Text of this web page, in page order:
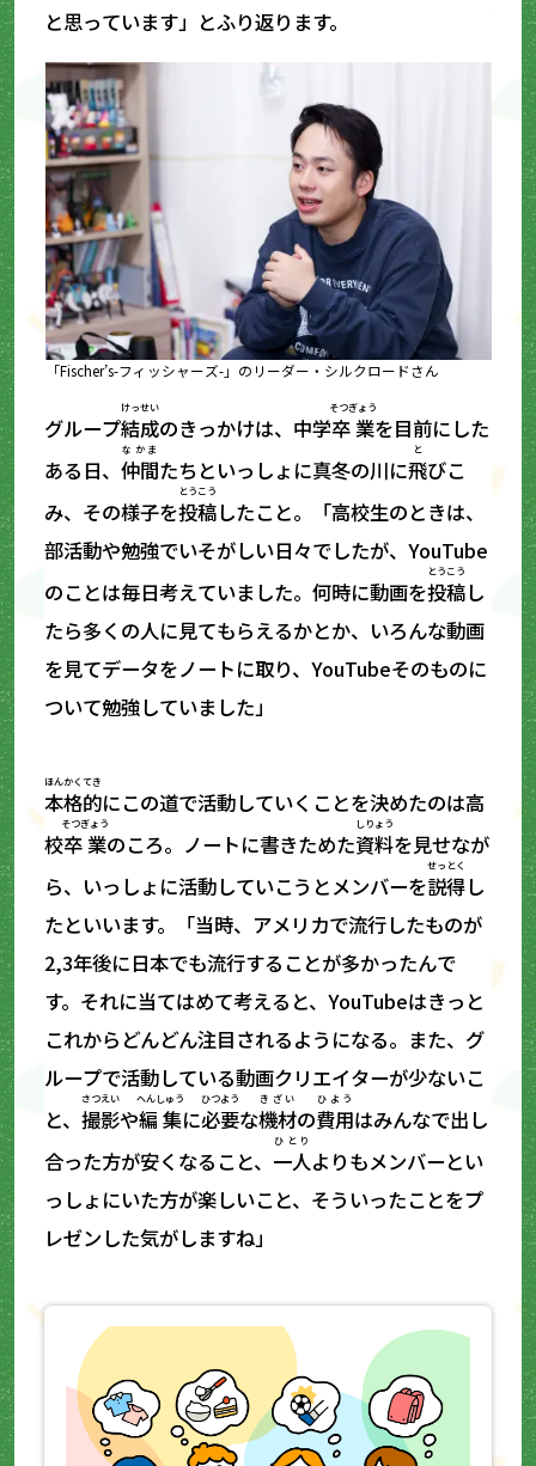
と思っています」とふり返ります。
「Fischer’s-フィッシャーズ-」のリーダー・シルクロードさん
グループ結成
けっせい
のきっかけは、中学卒業
そつぎょう
を目前にした
ある日、仲間
なかま
たちといっしょに真冬の川に飛
と
びこ
み、その様子を投稿
とうこう
したこと。「高校生のときは、
部活動や勉強でいそがしい日々でしたが、YouTube
のことは毎日考えていました。何時に動画を投稿
とうこう
し
たら多くの人に見てもらえるかとか、いろんな動画
を見てデータをノートに取り、YouTubeそのものに
ついて勉強していました」
本格的
ほんかくてき
にこの道で活動していくことを決めたのは高
校卒業
そつぎょう
のころ。ノートに書きためた資料
しりょう
を見せなが
ら、いっしょに活動していこうとメンバーを説得
せっとく
し
たといいます。「当時、アメリカで流行したものが
2,3年後に日本でも流行することが多かったんで
す。それに当てはめて考えると、YouTubeはきっと
これからどんどん注目されるようになる。また、グ
ループで活動している動画クリエイターが少ないこ
と、撮影
さつえい
や編集
へんしゅう
に必要
ひつよう
な機材
きざい
の費用
ひよう
はみんなで出し
合った方が安くなること、 一人
ひとり
よりもメンバーとい
っしょにいた方が楽しいこと、そういったことをプ
レゼンした気がしますね」